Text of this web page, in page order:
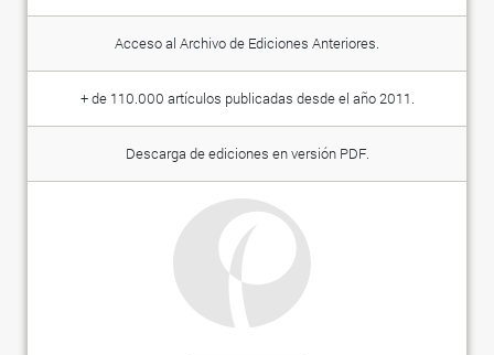
Acceso al Archivo de Ediciones Anteriores.
+ de 110.000 artículos publicadas desde el año 2011.
Descarga de ediciones en versión PDF.